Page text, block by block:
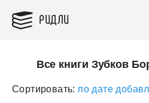
РИДЛИ
Все книги Зубков
Сортировать: по дате